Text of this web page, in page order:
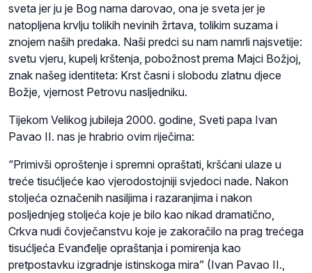
sveta jer ju je Bog nama darovao, ona je sveta jer je
natopljena krvlju tolikih nevinih žrtava, tolikim suzama i
znojem naših predaka. Naši predci su nam namrli najsvetije:
svetu vjeru, kupelj krštenja, pobožnost prema Majci Božjoj,
znak našeg identiteta: Krst časni i slobodu zlatnu djece
Božje, vjernost Petrovu nasljedniku.
Tijekom Velikog jubileja 2000. godine, Sveti papa Ivan
Pavao II. nas je hrabrio ovim riječima:
“Primivši oproštenje i spremni opraštati, kršćani ulaze u
treće tisućljeće kao vjerodostojniji svjedoci nade. Nakon
stoljeća označenih nasiljima i razaranjima i nakon
posljednjeg stoljeća koje je bilo kao nikad dramatično,
Crkva nudi čovječanstvu koje je zakoračilo na prag trećega
tisućljeća Evanđelje opraštanja i pomirenja kao
pretpostavku izgradnje istinskoga mira” (Ivan Pavao II.,